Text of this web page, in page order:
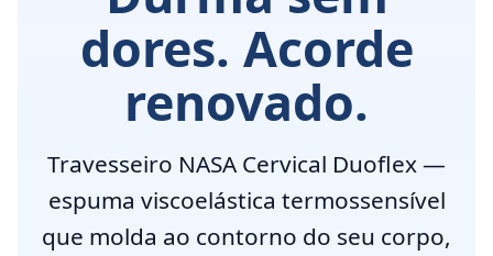
dores. Acorde
renovado.
Travesseiro NASA Cervical Duoflex —
espuma viscoelástica termossensível
que molda ao contorno do seu corpo,